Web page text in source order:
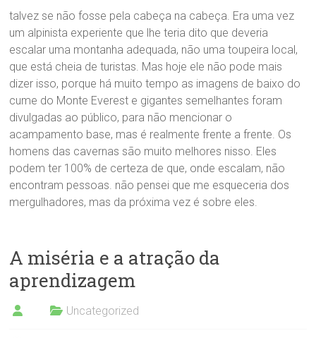
talvez se não fosse pela cabeça na cabeça. Era uma vez
um alpinista experiente que lhe teria dito que deveria
escalar uma montanha adequada, não uma toupeira local,
que está cheia de turistas. Mas hoje ele não pode mais
dizer isso, porque há muito tempo as imagens de baixo do
cume do Monte Everest e gigantes semelhantes foram
divulgadas ao público, para não mencionar o
acampamento base, mas é realmente frente a frente. Os
homens das cavernas são muito melhores nisso. Eles
podem ter 100% de certeza de que, onde escalam, não
encontram pessoas. não pensei que me esqueceria dos
mergulhadores, mas da próxima vez é sobre eles.
A miséria e a atração da
aprendizagem
Uncategorized